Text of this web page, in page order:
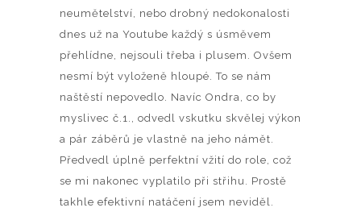
neumětelství, nebo drobný nedokonalosti
dnes už na Youtube každý s úsměvem
přehlídne, nejsouli třeba i plusem. Ovšem
nesmí být vyloženě hloupé. To se nám
naštěstí nepovedlo. Navíc Ondra, co by
myslivec č.1., odvedl vskutku skvělej výkon
a pár záběrů je vlastně na jeho námět.
Předvedl úplně perfektní vžití do role, což
se mi nakonec vyplatilo při střihu. Prostě
takhle efektivní natáčení jsem neviděl.